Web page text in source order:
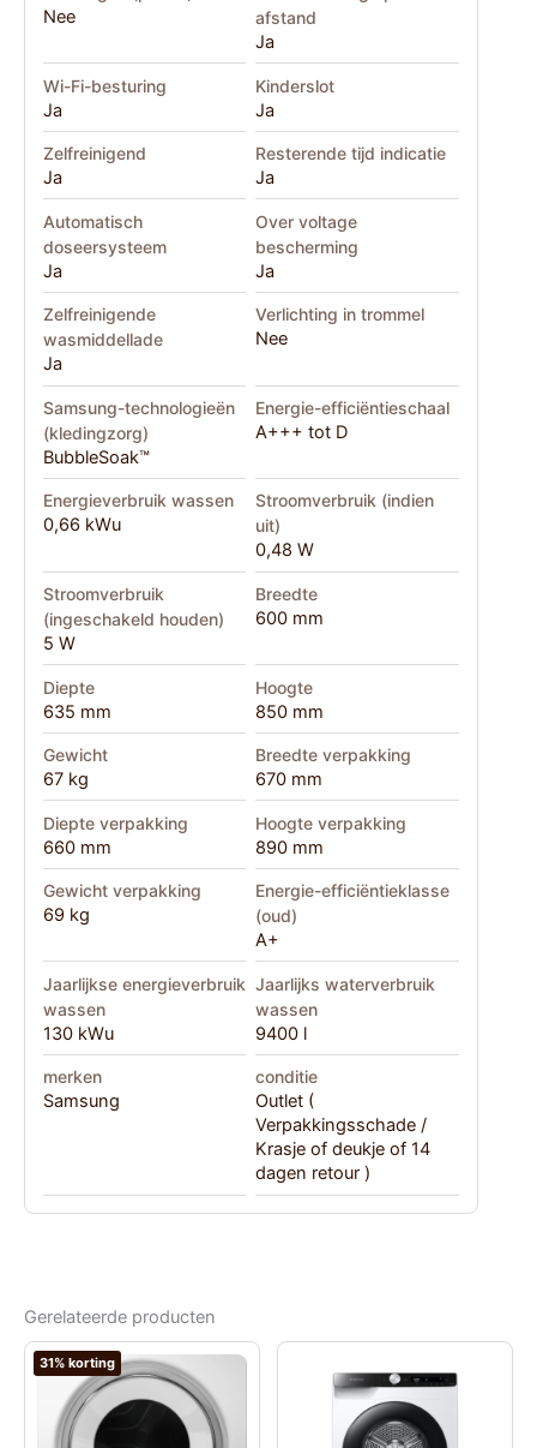
Nee
afstand
Ja
Wi-Fi-besturing
Ja
Kinderslot
Ja
Zelfreinigend
Ja
Resterende tijd indicatie
Ja
Automatisch
doseersysteem
Ja
Over voltage
bescherming
Ja
Zelfreinigende
wasmiddellade
Ja
Verlichting in trommel
Nee
Samsung-technologieën
(kledingzorg)
BubbleSoak™
Energie-efficiëntieschaal
A+++ tot D
Energieverbruik wassen
0,66 kWu
Stroomverbruik (indien
uit)
0,48 W
Stroomverbruik
(ingeschakeld houden)
5 W
Breedte
600 mm
Diepte
635 mm
Hoogte
850 mm
Gewicht
67 kg
Breedte verpakking
670 mm
Diepte verpakking
660 mm
Hoogte verpakking
890 mm
Gewicht verpakking
69 kg
Energie-efficiëntieklasse
(oud)
A+
Jaarlijkse energieverbruik
wassen
130 kWu
Jaarlijks waterverbruik
wassen
9400 l
merken
Samsung
conditie
Outlet (
Verpakkingsschade /
Krasje of deukje of 14
dagen retour )
Gerelateerde producten
31% korting